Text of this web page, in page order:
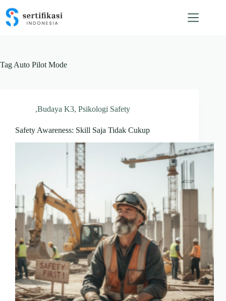
content
Tag Auto Pilot Mode
,Budaya K3, Psikologi Safety
Safety Awareness: Skill Saja Tidak Cukup